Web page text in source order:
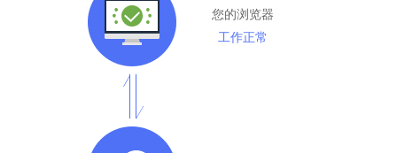
您的浏览器
工作正常